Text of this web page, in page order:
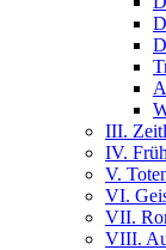
III.
IV.
V.
VI.
VII.
VIII.